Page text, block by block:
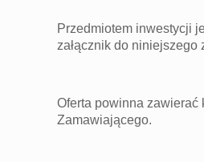
Przedmiotem inwestycji
załącznik do niniejszego
Oferta powinna zawierać
Zamawiającego.